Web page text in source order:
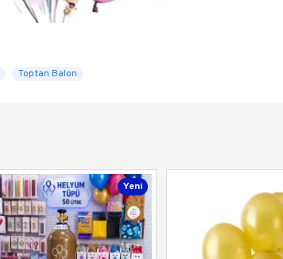
Toptan Balon
Yeni